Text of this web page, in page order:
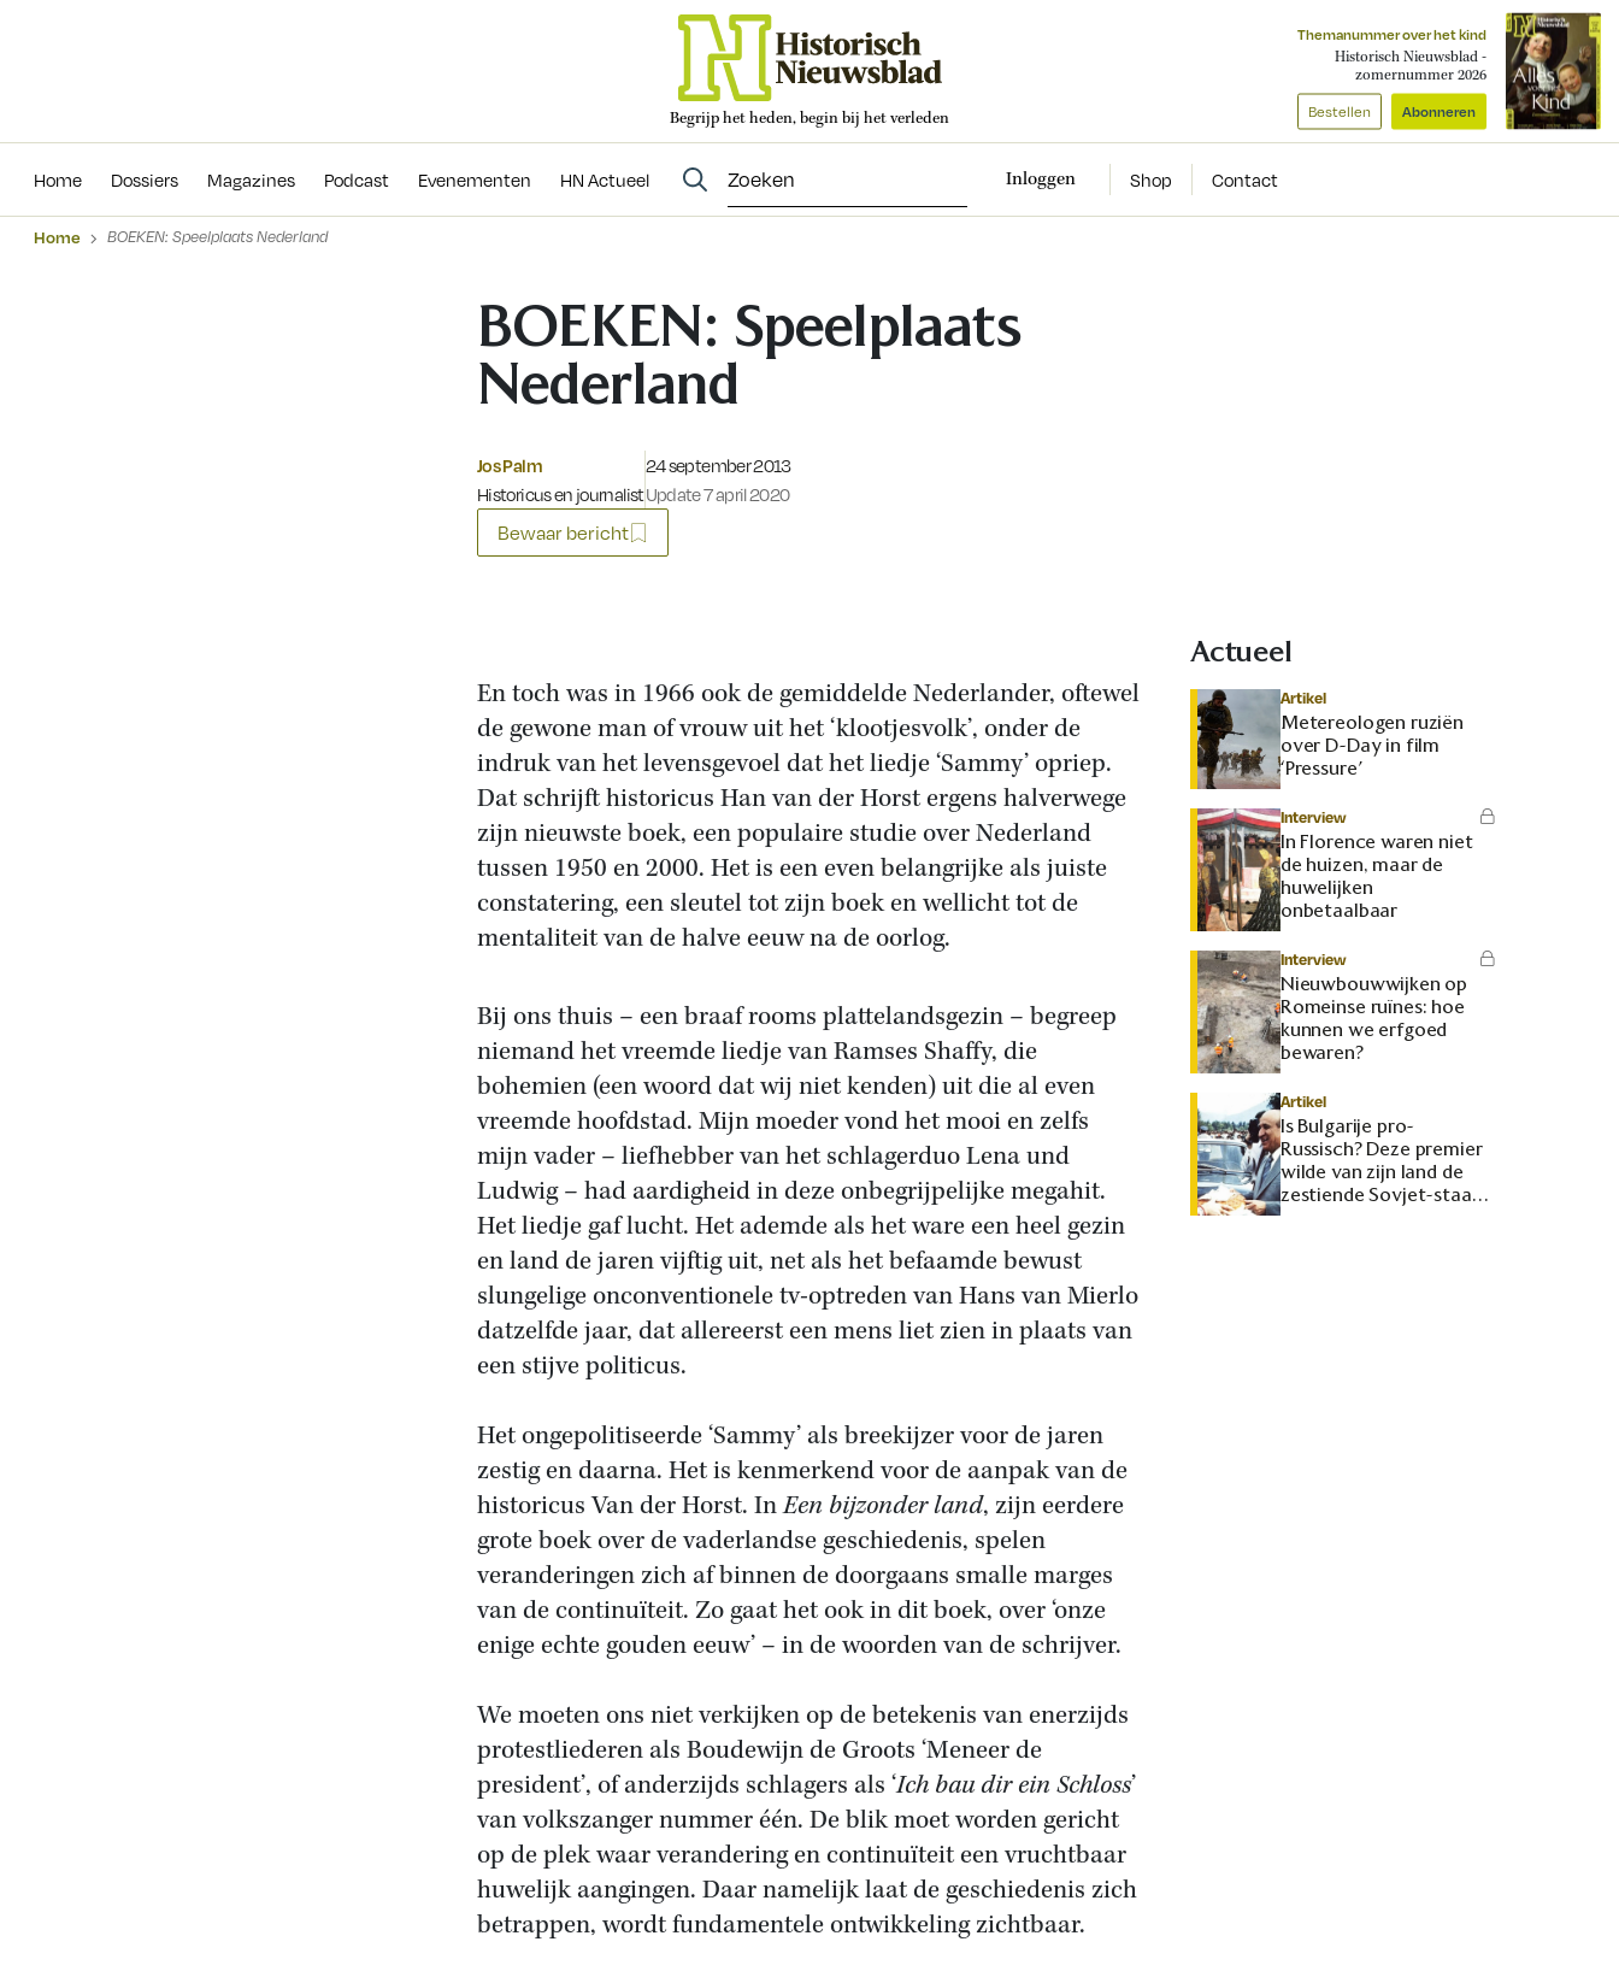
Begrijp het heden, begin bij het verleden
Themanummer over het kind
Historisch Nieuwsblad -
zomernummer 2026
Bestellen Abonneren
Home Dossiers Magazines Podcast Evenementen HN Actueel Inloggen Shop Contact
Evenementen
Home BOEKEN: Speelplaats Nederland
BOEKEN: Speelplaats
Nederland
Jos Palm
Historicus en journalist
Gepubliceerd op:
24 september 2013
Update 7 april 2020
Bewaar bericht
En toch was in 1966 ook de gemiddelde Nederlander, oftewel
de gewone man of vrouw uit het ‘klootjesvolk’, onder de
indruk van het levensgevoel dat het liedje ‘Sammy’ opriep.
Dat schrijft historicus Han van der Horst ergens halverwege
zijn nieuwste boek, een populaire studie over Nederland
tussen 1950 en 2000. Het is een even belangrijke als juiste
constatering, een sleutel tot zijn boek en wellicht tot de
mentaliteit van de halve eeuw na de oorlog.
Bij ons thuis – een braaf rooms plattelandsgezin – begreep
niemand het vreemde liedje van Ramses Shaffy, die
bohemien (een woord dat wij niet kenden) uit die al even
vreemde hoofdstad. Mijn moeder vond het mooi en zelfs
mijn vader – liefhebber van het schlagerduo Lena und
Ludwig – had aardigheid in deze onbegrijpelijke megahit.
Het liedje gaf lucht. Het ademde als het ware een heel gezin
en land de jaren vijftig uit, net als het befaamde bewust
slungelige onconventionele tv-optreden van Hans van Mierlo
datzelfde jaar, dat allereerst een mens liet zien in plaats van
een stijve politicus.
Het ongepolitiseerde ‘Sammy’ als breekijzer voor de jaren
zestig en daarna. Het is kenmerkend voor de aanpak van de
historicus Van der Horst. InEen bijzonder land, zijn eerdere
grote boek over de vaderlandse geschiedenis, spelen
veranderingen zich af binnen de doorgaans smalle marges
van de continuïteit. Zo gaat het ook in dit boek, over ‘onze
enige echte gouden eeuw’ – in de woorden van de schrijver.
We moeten ons niet verkijken op de betekenis van enerzijds
protestliederen als Boudewijn de Groots ‘Meneer de
president’, of anderzijds schlagers als ‘Ich bau dir ein Schloss’
van volkszanger nummer één. De blik moet worden gericht
op de plek waar verandering en continuïteit een vruchtbaar
huwelijk aangingen. Daar namelijk laat de geschiedenis zich
betrappen, wordt fundamentele ontwikkeling zichtbaar.
Actueel
Artikel
Metereologen ruziën
over D-Day in film
‘Pressure’
Interview
In Florence waren niet
de huizen, maar de
huwelijken
onbetaalbaar
Interview
Nieuwbouwwijken op
Romeinse ruïnes: hoe
kunnen we erfgoed
bewaren?
Artikel
Is Bulgarije pro-
Russisch? Deze premier
wilde van zijn land de
zestiende Sovjet-staat
maken